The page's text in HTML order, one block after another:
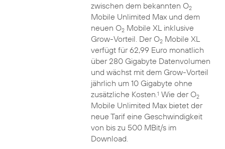
zwischen dem bekannten O2
Mobile Unlimited Max und dem
neuen O2Mobile XL inklusive
Grow-Vorteil. Der O2Mobile XL
verfügt für 62,99 Euro monatlich
über 280 Gigabyte Datenvolumen
und wächst mit dem Grow-Vorteil
jährlich um 10 Gigabyte ohne
zusätzliche Kosten.1 Wie der O2
Mobile Unlimited Max bietet der
neue Tarif eine Geschwindigkeit
von bis zu 500 MBit/s im
Download.